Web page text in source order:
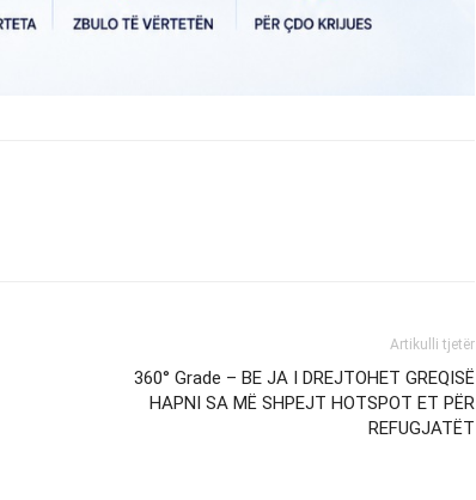
Artikulli tjetër
360° Grade – BE JA I DREJTOHET GREQISË
HAPNI SA MË SHPEJT HOTSPOT ET PËR
REFUGJATËT